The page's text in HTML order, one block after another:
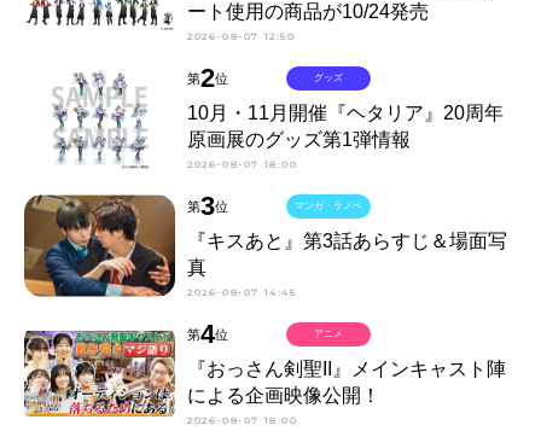
ート使用の商品が10/24発売
2026-08-07 12:50
第2位
10月・11月開催『ヘタリア』20周年
原画展のグッズ第1弾情報
2026-08-07 18:00
グッズ
第3位
『キスあと』第3話あらすじ＆場面写
真
2026-08-07 14:45
マンガ・ラノベ
第4位
『おっさん剣聖II』メインキャスト陣
による企画映像公開！
2026-08-07 18:00
アニメ